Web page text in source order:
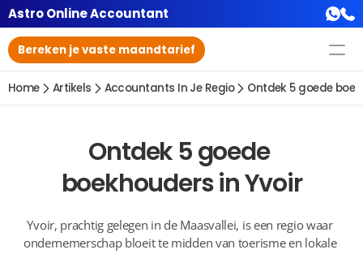
Astro Online Accountant
Bereken je vaste maandtarief
Home Artikels Accountants In Je Regio Ontdek 5 goede
Ontdek 5 goede
boekhouders in Yvoir
Yvoir, prachtig gelegen in de Maasvallei, is een regio waar
ondernemerschap bloeit te midden van toerisme en lokale